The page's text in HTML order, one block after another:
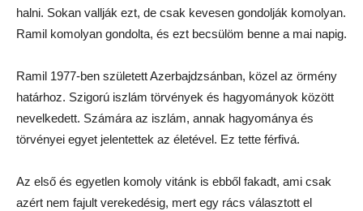
halni. Sokan vallják ezt, de csak kevesen gondolják komolyan.
Ramil komolyan gondolta, és ezt becsülöm benne a mai napig.
Ramil 1977-ben született Azerbajdzsánban, közel az örmény
határhoz. Szigorú iszlám törvények és hagyományok között
nevelkedett. Számára az iszlám, annak hagyománya és
törvényei egyet jelentettek az életével. Ez tette férfivá.
Az első és egyetlen komoly vitánk is ebből fakadt, ami csak
azért nem fajult verekedésig, mert egy rács választott el